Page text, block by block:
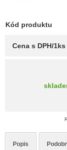
Kód produktu
Cena s DPH/1ks
Popis